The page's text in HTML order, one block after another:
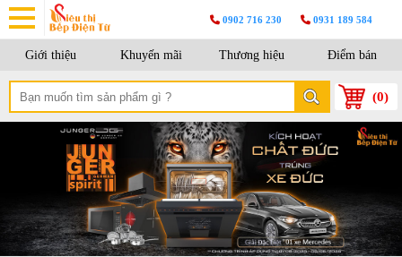
0902 716 230 0931 189 584
Giới thiệu Khuyến mãi Thương hiệu Điểm bán
(0)